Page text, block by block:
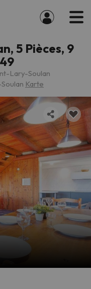
5 Pièces, 9
Lary-Soulan
Karte